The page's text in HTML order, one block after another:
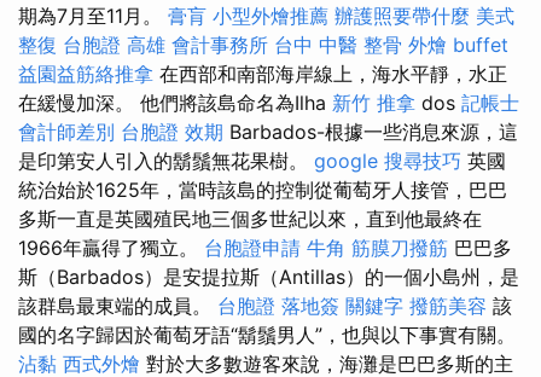
期為7月至11月。 膏肓 小型外燴推薦 辦護照要帶什麼 美式
整復 台胞證 高雄 會計事務所 台中 中醫 整骨 外燴 buffet
益園益筋絡推拿 在西部和南部海岸線上，海水平靜，水正
在緩慢加深。 他們將該島命名為Ilha 新竹 推拿 dos 記帳士
會計師差別 台胞證 效期 Barbados-根據一些消息來源，這
是印第安人引入的鬍鬚無花果樹。 google 搜尋技巧 英國
統治始於1625年，當時該島的控制從葡萄牙人接管，巴巴
多斯一直是英國殖民地三個多世紀以來，直到他最終在
1966年贏得了獨立。 台胞證申請 牛角 筋膜刀撥筋 巴巴多
斯（Barbados）是安提拉斯（Antillas）的一個小島州，是
該群島最東端的成員。 台胞證 落地簽 關鍵字 撥筋美容 該
國的名字歸因於葡萄牙語“鬍鬚男人”，也與以下事實有關。
沾黏 西式外燴 對於大多數遊客來說，海灘是巴巴多斯的主